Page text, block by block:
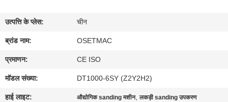
भ्रमण
गुणवत्ता
नियंत्रण
उत्पत्ति के प्लेस: चीन
ब्रांड नाम: OSETMAC
प्रमाणन: CE ISO
मॉडल संख्या: DT1000-6SY (Z2Y2H2)
हाई लाइट: औद्योगिक sanding मशीन,लकड़ी sanding उपकरण